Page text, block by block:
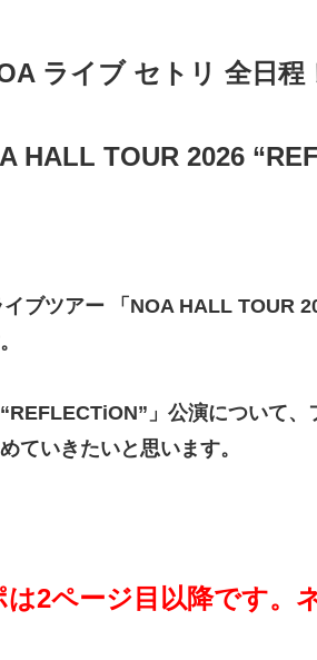
ライブ セトリ 全日程
HALL TOUR 2026
ブツアー 「NOA HALL TOUR
」公演について
ていきたいと思います。
2ページ目以降です。